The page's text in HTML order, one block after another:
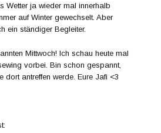
Wetter ja wieder mal innerhalb
auf Winter gewechselt. Aber
ein ständiger Begleiter.
Mittwoch! Ich schau heute mal
vorbei. Bin schon gespannt,
dort antreffen werde. Eure Jafi <3